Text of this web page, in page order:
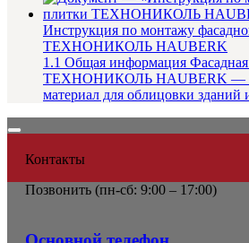
Инструкция по монтажу
ТЕХНОНИКОЛЬ HAUBERK
1.1 Общая информация Фасадная
ТЕХНОНИКОЛЬ HAUBERK —
материал для облицовки зданий
Контакты
Позвонить (пн-сб: 9:00 – 17:00)